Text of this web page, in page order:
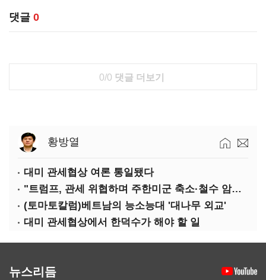
댓글 0
0/0 댓글 더보기
황방열
대미 관세협상 여론 통일됐다
"트럼프, 관세 위협하며 주한미군 축소·철수 암시할 수도"
(토마토칼럼)베트남의 능소능대 '대나무 외교'
대미 관세협상에서 한덕수가 해야 할 일
뉴스리듬